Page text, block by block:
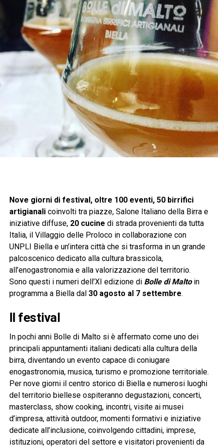
Nove giorni di festival, oltre 100 eventi, 50 birrifici
artigianalicoinvolti tra piazze, Salone Italiano della Birra e
iniziative diffuse,20 cucine di strada provenienti da tutta
Italia, il Villaggio delle Proloco in collaborazione con
UNPLI Biella e un’intera città che si trasforma in un grande
palcoscenico dedicato alla cultura brassicola,
all’enogastronomia e alla valorizzazione del territorio.
Sono questi i numeri dell’XI edizione di Bolle di Maltoin
programma a Biella dal 30 agosto al 7 settembre.
Il festival
In pochi anni Bolle di Malto si è affermato come uno dei
principali appuntamenti italiani dedicati alla cultura della
birra, diventando un evento capace di coniugare
enogastronomia, musica, turismo e promozione territoriale.
Per nove giorni il centro storico di Biella e numerosi luoghi
del territorio biellese ospiteranno degustazioni, concerti,
masterclass, show cooking, incontri, visite ai musei
d’impresa, attività outdoor, momenti formativi e iniziative
dedicate all’inclusione, coinvolgendo cittadini, imprese,
istituzioni, operatori del settore e visitatori provenienti da